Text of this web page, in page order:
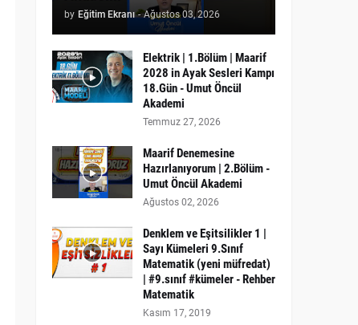
by Eğitim Ekranı - Ağustos 03, 2026
Elektrik | 1.Bölüm | Maarif
2028 in Ayak Sesleri Kampı
18.Gün - Umut Öncül
Akademi
Temmuz 27, 2026
Maarif Denemesine
Hazırlanıyorum | 2.Bölüm -
Umut Öncül Akademi
Ağustos 02, 2026
Denklem ve Eşitsilikler 1 |
Sayı Kümeleri 9.Sınıf
Matematik (yeni müfredat)
| #9.sınıf #kümeler - Rehber
Matematik
Kasım 17, 2019